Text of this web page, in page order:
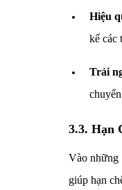
Hiệu
kể các
Trải
3.3. Hạn
Vào những
giúp hạn